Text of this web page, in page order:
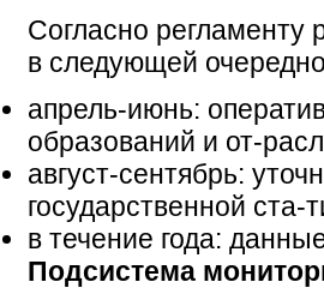
Согласно
в следующей
апрель-июнь:
образований и от-
август-сентябрь:
государственной ста-
в течение года:
Подсистема